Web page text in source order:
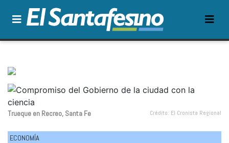
Trueque en Recreo, Santa Fe Crédito: El Cronista Regional
ECONOMÍA